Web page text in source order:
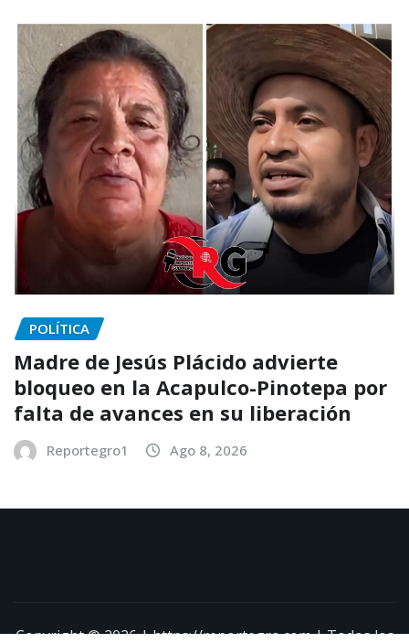
POLÍTICA
Madre de Jesús Plácido advierte
bloqueo en la Acapulco-Pinotepa por
falta de avances en su liberación
Reportegro1 Ago 8, 2026
Copyright © 2026 | https://reportegro.com | Todos los